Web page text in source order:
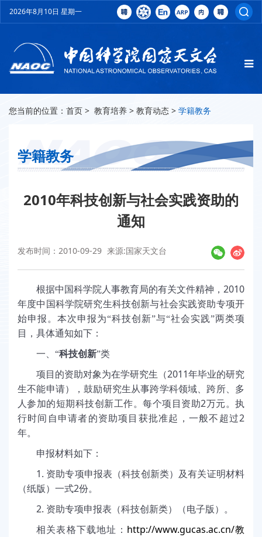
2026年8月10日 星期一
您当前的位置： 首页 > 教育培养 > 教育动态 > 学籍教务
学籍教务
2010年科技创新与社会实践资助的
通知
发布时间：2010-09-29 来源:国家天文台
根据中国科学院人事教育局的有关文件精神， 2010
年度中国科学院研究生科技创新与社会实践资助专项开
始申报。本次申报为“科技创新”与“社会实践”两类项
目，具体通知如下：
一、“科技创新”类
项目的资助对象为在学研究生（2011年毕业的研究
生不能申请），鼓励研究生从事跨学科领域、跨所、多
人参加的短期科技创新工作。每个项目资助2万元。执
行时间自申请者的资助项目获批准起，一般不超过2
年。
申报材料如下：
1. 资助专项申报表（科技创新类）及有关证明材料
（纸版）一式2份。
2. 资助专项申报表（科技创新类）（电子版）。
相关表格下载地址： http://www.gucas.ac.cn/教